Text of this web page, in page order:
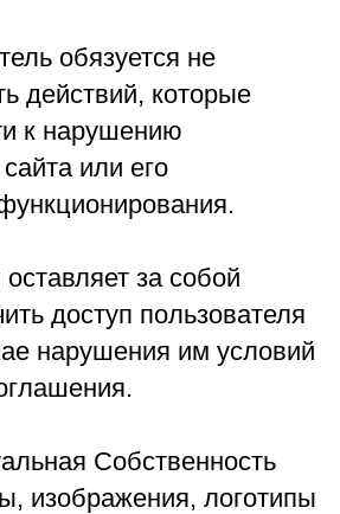
обязуется не
действий, которые
к нарушению
или его
за собой
доступ пользователя
нарушения им условий
Собственность
изображения, логотипы